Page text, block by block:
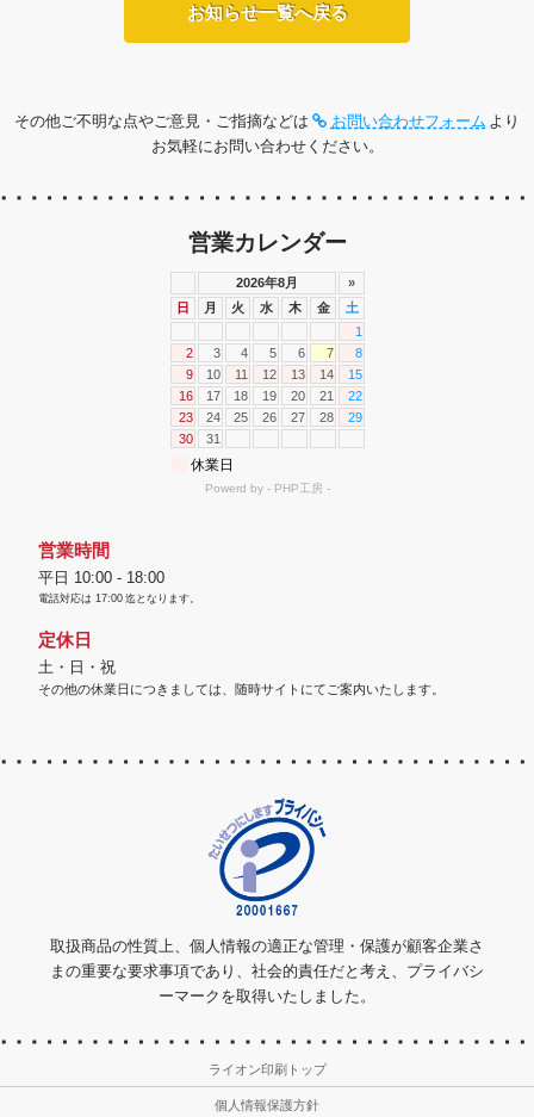
お知らせ一覧へ戻る
その他ご不明な点やご意見・ご指摘などは お問い合わせフォーム より
お気軽にお問い合わせください。
営業カレンダー
営業時間
平日 10:00 - 18:00
電話対応は 17:00 迄となります。
定休日
土・日・祝
その他の休業日につきましては、随時サイトにてご案内いたします。
取扱商品の性質上、個人情報の適正な管理・保護が顧客企業さ
まの重要な要求事項であり、社会的責任だと考え、プライバシ
ーマークを取得いたしました。
ライオン印刷トップ
個人情報保護方針